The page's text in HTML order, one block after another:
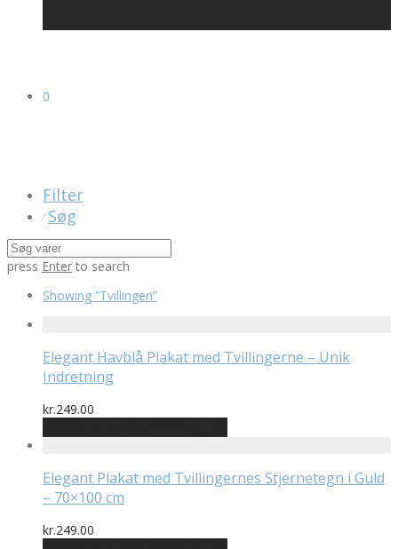
0
Filter
⁄ Søg
press Enter to search
Showing “Tvillingen”
Elegant Havblå Plakat med Tvillingerne – Unik
Indretning
kr.249.00
Elegant Plakat med Tvillingernes Stjernetegn i Guld
– 70×100 cm
kr.249.00